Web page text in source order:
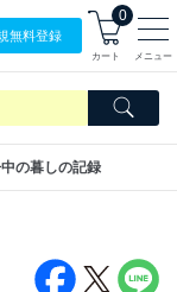
無料登録
0
カート メニュー
の暮しの記録